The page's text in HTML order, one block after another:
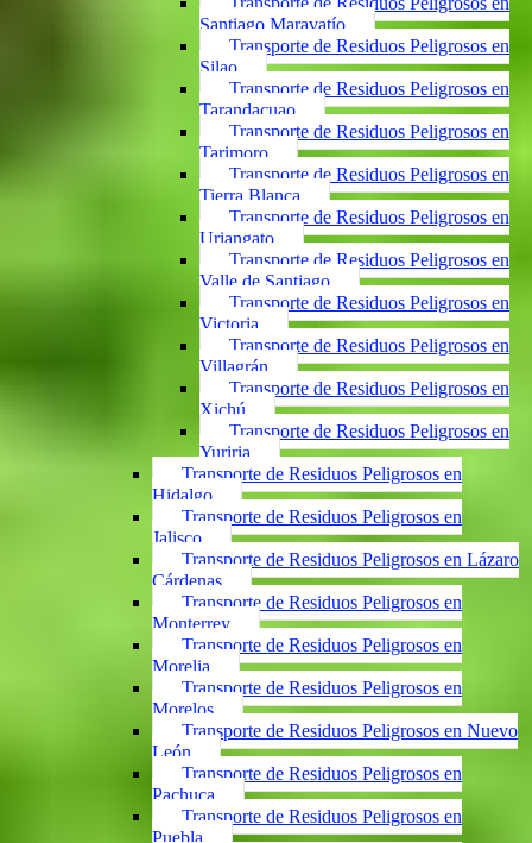
Santiago Maravatío
Transporte de Residuos Peligrosos en
Silao
Transporte de Residuos Peligrosos en
Tarandacuao
Transporte de Residuos Peligrosos en
Tarimoro
Transporte de Residuos Peligrosos en
Tierra Blanca
Transporte de Residuos Peligrosos en
Uriangato
Transporte de Residuos Peligrosos en
Valle de Santiago
Transporte de Residuos Peligrosos en
Victoria
Transporte de Residuos Peligrosos en
Villagrán
Transporte de Residuos Peligrosos en
Xichú
Transporte de Residuos Peligrosos en
Yuriria
Transporte de Residuos Peligrosos en
Hidalgo
Transporte de Residuos Peligrosos en
Jalisco
Transporte de Residuos Peligrosos en Lázaro
Cárdenas
Transporte de Residuos Peligrosos en
Monterrey
Transporte de Residuos Peligrosos en
Morelia
Transporte de Residuos Peligrosos en
Morelos
Transporte de Residuos Peligrosos en Nuevo
León
Transporte de Residuos Peligrosos en
Pachuca
Transporte de Residuos Peligrosos en
Puebla